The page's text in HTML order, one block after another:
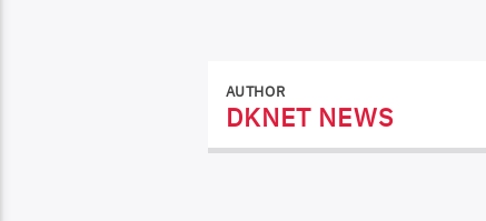
AUTHOR
DKNET NEWS